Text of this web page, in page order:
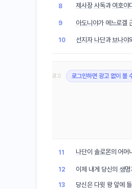
8 제사장 사독과 여호야
9 아도니야가 에느로겔
10 선지자 나단과브나야
광고 로그인하면 광고 없이 볼
11 나단이 솔로몬의 어머
12 이제 내게 당신의 생명
13 당신은 다윗 왕 앞에